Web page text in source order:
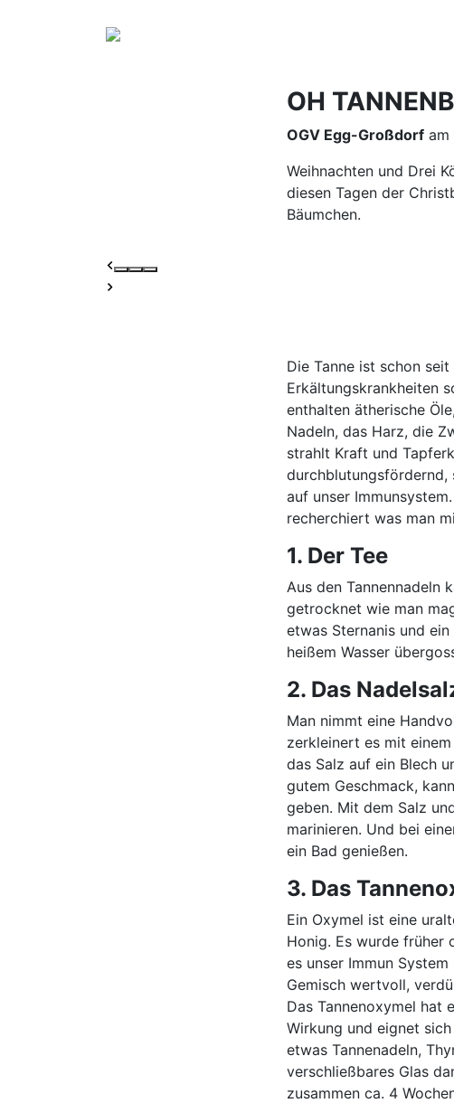
OH
OGV Egg-Großdorf am
Weihnachten und Drei
diesen Tagen der
Bäumchen.
Die Tanne ist schon
Erkältungskrankheiten
enthalten ätherische
Nadeln, das Harz, die
strahlt Kraft und
durchblutungsfördernd,
auf unser
recherchiert was man
1. Der Tee
Aus den Tannennadeln
getrocknet wie man
etwas Sternanis und
heißem Wasser
2. Das
Man nimmt eine
zerkleinert es mit
das Salz auf ein Blech
gutem Geschmack,
geben. Mit dem Salz
marinieren. Und bei
ein Bad genießen.
3. Das
Ein Oxymel ist eine
Honig. Es wurde früher
es unser Immun
Gemisch wertvoll,
Das Tannenoxymel hat
Wirkung und eignet
etwas Tannenadeln,
verschließbares Glas
zusammen ca. 4